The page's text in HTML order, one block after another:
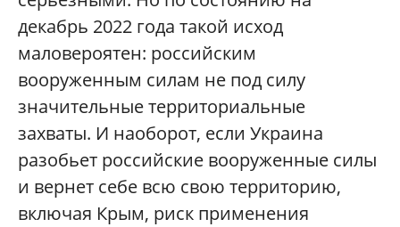
декабрь 2022 года такой исход
маловероятен: российским
вооруженным силам не под силу
значительные территориальные
захваты. И наоборот, если Украина
разобьет российские вооруженные силы
и вернет себе всю свою территорию,
включая Крым, риск применения